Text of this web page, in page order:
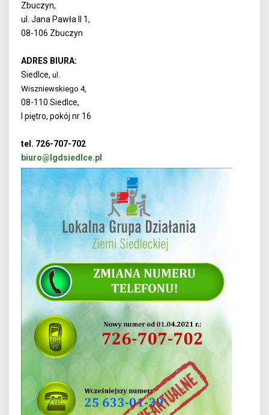
Zbuczyn,
ul. Jana Pawła II 1,
08-106 Zbuczyn
ADRES BIURA:
Siedlce, ul.
Wiszniewskiego 4,
08-110 Siedlce,
I piętro, pokój nr 16
tel. 726-707-702
biuro@lgdsiedlce.pl